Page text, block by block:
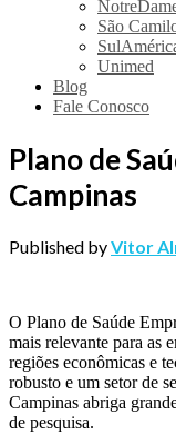
São
Unimed
Blog
Fale Conosco
Plano de
Campinas
Published byVitor
O Plano de Saúde
mais relevante para as
regiões econômicas e
robusto e um setor de
Campinas abriga
de pesquisa.